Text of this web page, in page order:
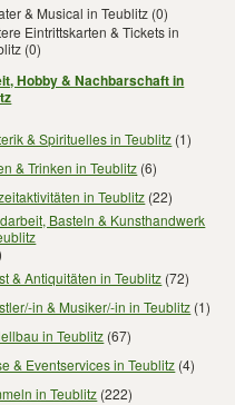
& Musical in Teublitz (0)
Eintrittskarten & Tickets in
(0)
Hobby & Nachbarschaft in
& Spirituelles in Teublitz (1)
& Trinken in Teublitz (6)
in Teublitz (22)
Basteln & Kunsthandwerk
& Antiquitäten in Teublitz (72)
in & Musiker/-in in Teublitz (1)
in Teublitz (67)
& Eventservices in Teublitz (4)
in Teublitz (222)